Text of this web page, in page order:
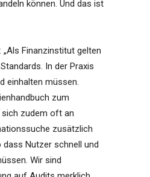
können. Und das ist
Finanzinstitut gelten
In der Praxis
einhalten müssen.
zum
sich zudem oft an
zusätzlich
Nutzer schnell und
Wir sind